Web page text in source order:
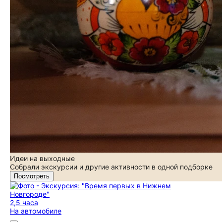
Идеи на выходные
Собрали экскурсии и другие активности в одной подборке
Посмотреть
2,5 часа
На автомобиле